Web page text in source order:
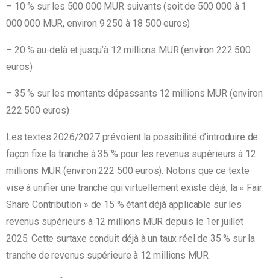
– 10 % sur les 500 000 MUR suivants (soit de 500 000 à 1
000 000 MUR, environ 9 250 à 18 500 euros)
– 20 % au-delà et jusqu’à 1 2 millions MUR (environ 222 500
euros)
– 35 % sur les montants dépassants 12 millions MUR (environ
222 500 euros)
Les textes 2026/2027 prévoient la possibilité d’introduire de
façon fixe la tranche à 35 % pour les revenus supérieurs à 12
millions MUR (environ 222 500 euros). Notons que ce texte
vise à unifier une tranche qui virtuellement existe déjà, la « Fair
Share Contribution » de 15 % étant déjà applicable sur les
revenus supérieurs à 12 millions MUR depuis le 1er juillet
2025. Cette surtaxe conduit déjà à un taux réel de 35 % sur la
tranche de revenus supérieure à 12 millions MUR.